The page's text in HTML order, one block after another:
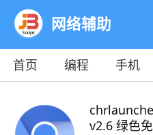
网络辅助
首页 编程 手机
v2.6 绿色